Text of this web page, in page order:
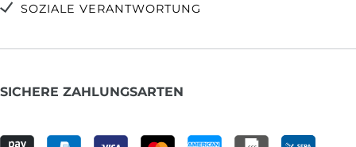
SOZIALE VERANTWORTUNG
SICHERE ZAHLUNGSARTEN